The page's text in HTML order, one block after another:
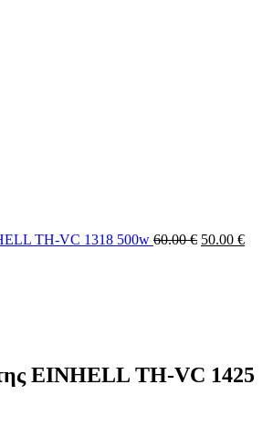
TH-VC 1318 500w 60.00€ 50.00 €
ΕΙΝΗΕLL TH-VC 1425